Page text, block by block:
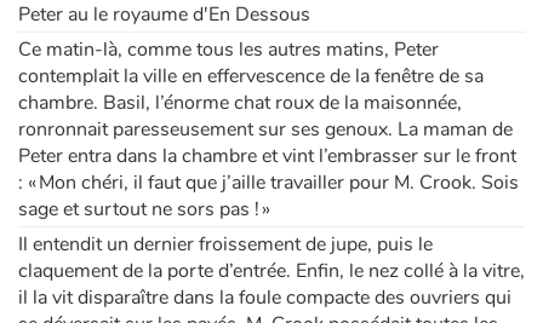
Nos listes de lecture
Les plus lus
Coups de coeur
Peter au le royaume d'En Dessous
Ce matin-là, comme tous les autres matins, Peter
contemplait la ville en effervescence de la fenêtre de sa
chambre. Basil, l’énorme chat roux de la maisonnée,
ronronnait paresseusement sur ses genoux. La maman de
Peter entra dans la chambre et vint l’embrasser sur le front
: « Mon chéri, il faut que j’aille travailler pour M. Crook. Sois
sage et surtout ne sors pas ! »
Il entendit un dernier froissement de jupe, puis le
claquement de la porte d’entrée. Enfin, le nez collé à la vitre,
il la vit disparaître dans la foule compacte des ouvriers qui